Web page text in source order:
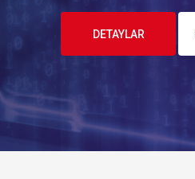
DETAYLAR